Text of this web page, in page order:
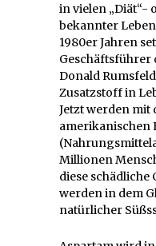
in vielen „Diät“-
bekannter
1980er Jahren
Geschäftsführer
Donald
Zusatzstoff in
Jetzt werden mit
amerikanischen
Millionen
diese
werden in dem
natürlicher